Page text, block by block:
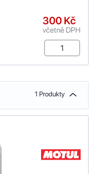
300 Kč
včetně DPH
1 Produkty